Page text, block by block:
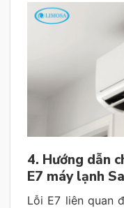
4. Hướng dẫn
E7 máy lạnh
Lỗi E7 liên quan